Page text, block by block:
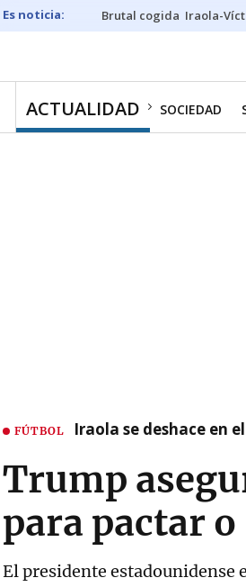
Brutal cogida Iraola-
ACTUALIDAD SOCIEDAD
FÚTBOL Iraola se deshace en
Trump
para pactar
El presidente estadounidense